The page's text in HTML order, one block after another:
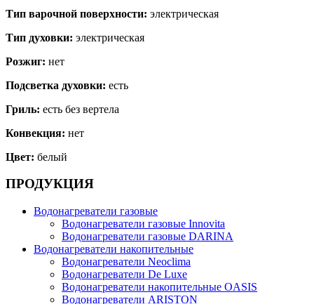
Тип варочной поверхности: электрическая
Тип духовки: электрическая
Розжиг: нет
Подсветка духовки: есть
Гриль: есть без вертела
Конвекция: нет
Цвет: белый
ПРОДУКЦИЯ
Водонагреватели газовые
Водонагреватели газовые Innovita
Водонагреватели газовые DARINA
Водонагреватели накопительные
Водонагреватели Neoclima
Водонагреватели De Luxe
Водонагреватели накопительные OASIS
Водонагреватели ARISTON